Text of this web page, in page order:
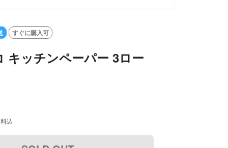
SOLD OUT
すぐに購入可
ッチンペーパー 3ロー
込